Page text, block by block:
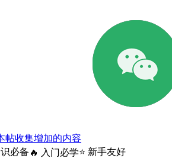
帖收集增加的内容
必备 🔥 入门必学⭐ 新手友好